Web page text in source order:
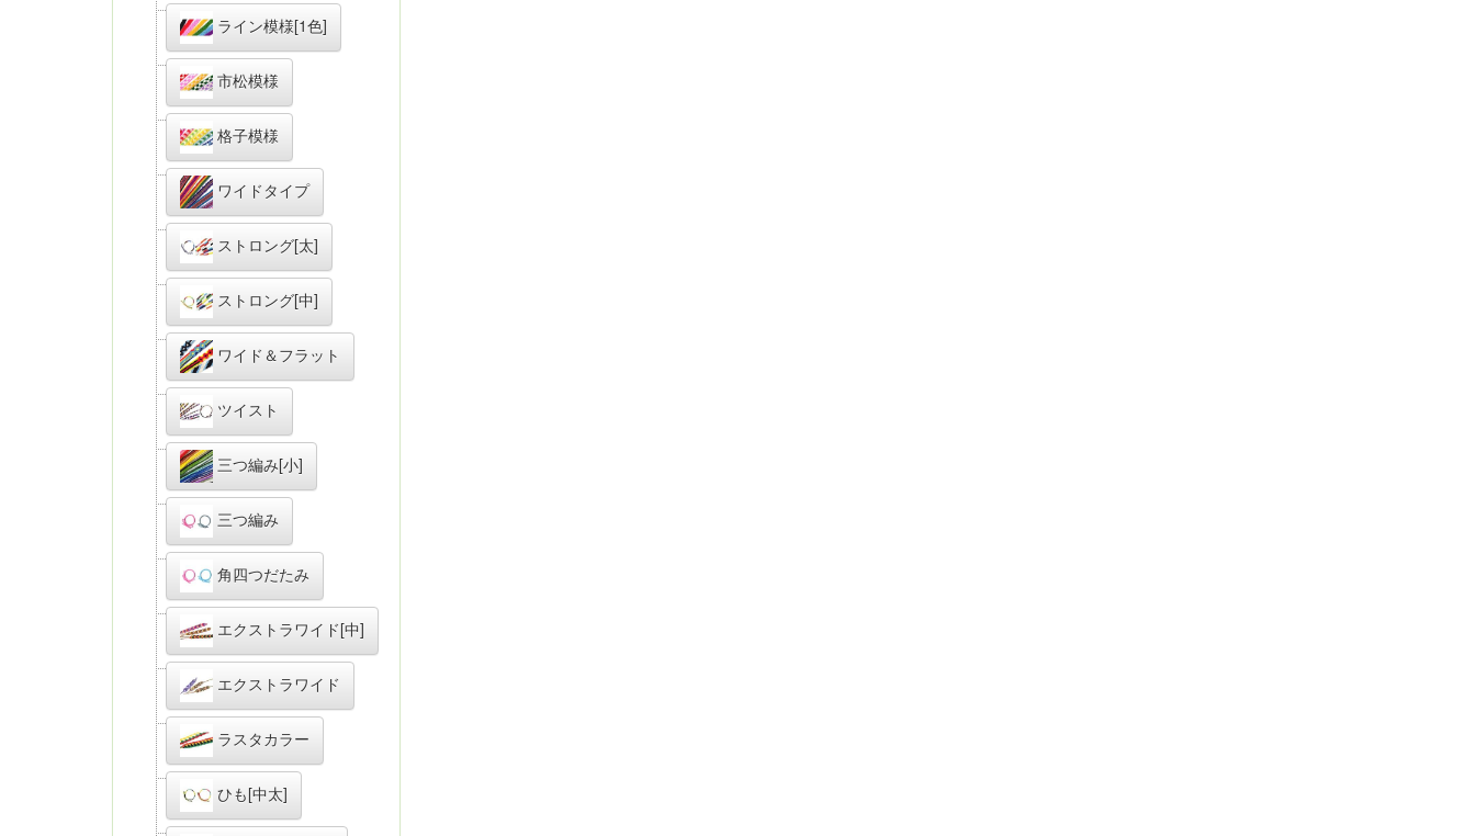
ライン模様[1色]
市松模様
格子模様
ワイドタイプ
ストロング[太]
ストロング[中]
ワイド＆フラット
ツイスト
三つ編み[小]
三つ編み
角四つだたみ
エクストラワイド[中]
エクストラワイド
ラスタカラー
ひも[中太]